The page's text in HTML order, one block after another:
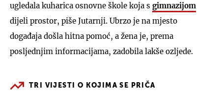
ugledala kuharica osnovne škole koja s gimnazijom
dijeli prostor, piše Jutarnji. Ubrzo je na mjesto
događaja došla hitna pomoć, a žena je, prema
posljednjim informacijama, zadobila lakše ozljede.
TRI VIJESTI O KOJIMA SE PRIČA